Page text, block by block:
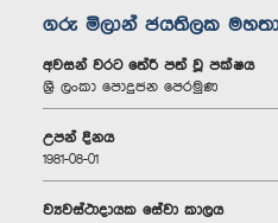
ගරු මිලාන් ජයතිලක මහතා,
අවසන් වරට තේරී පත් වූ පක්ෂය
ශ්‍රී ලංකා පොදුජන පෙරමුණ
උපන් දිනය
1981-08-01
ව්‍යවස්ථාදායක සේවා කාලය